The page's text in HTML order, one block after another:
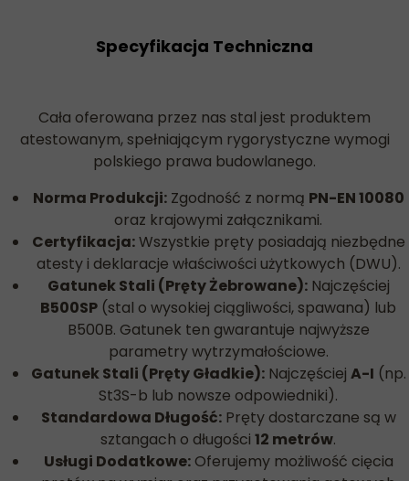
Specyfikacja Techniczna
Cała oferowana przez nas stal jest produktem
atestowanym, spełniającym rygorystyczne wymogi
polskiego prawa budowlanego.
Norma Produkcji:Zgodność z normą PN-EN 10080
oraz krajowymi załącznikami.
Certyfikacja:Wszystkie pręty posiadają niezbędne
atesty i deklaracje właściwości użytkowych (DWU).
Gatunek Stali (Pręty Żebrowane):Najczęściej
B500SP (stal o wysokiej ciągliwości, spawana) lub
B500B. Gatunek ten gwarantuje najwyższe
parametry wytrzymałościowe.
Gatunek Stali (Pręty Gładkie):Najczęściej A-I (np.
St3S-b lub nowsze odpowiedniki).
Standardowa Długość:Pręty dostarczane są w
sztangach o długości 12 metrów.
Usługi Dodatkowe:Oferujemy możliwość cięcia